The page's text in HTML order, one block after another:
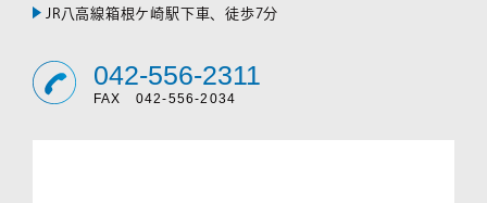
JR八高線箱根ケ崎駅下車、徒歩7分
042-556-2311
FAX 042-556-2034